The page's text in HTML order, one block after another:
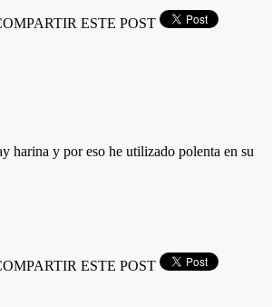
ESTE POST
harina y por eso he utilizado polenta en su
ESTE POST